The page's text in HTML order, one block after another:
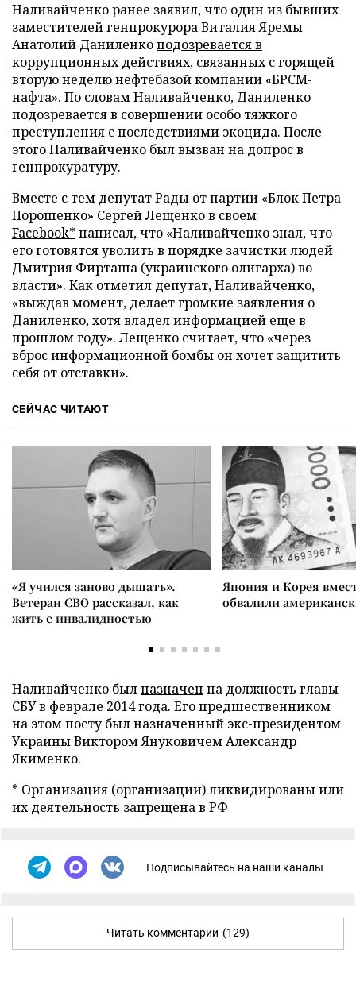
Наливайченко ранее заявил, что один из бывших
заместителей генпрокурора Виталия Яремы
Анатолий Даниленкоподозревается в
коррупционныхдействиях, связанных с горящей
вторую неделю нефтебазой компании «БРСМ-
нафта». По словам Наливайченко, Даниленко
подозревается в совершении особо тяжкого
преступления с последствиями экоцида. После
этого Наливайченко был вызван на допрос в
генпрокуратуру.
Вместе с тем депутат Рады от партии «Блок Петра
Порошенко» Сергей Лещенко в своем
Facebook* написал, что «Наливайченко знал, что
его готовятся уволить в порядке зачистки людей
Дмитрия Фирташа (украинского олигарха) во
власти». Как отметил депутат, Наливайченко,
«выждав момент, делает громкие заявления о
Даниленко, хотя владел информацией еще в
прошлом году». Лещенко считает, что «через
вброс информационной бомбы он хочет защитить
себя от отставки».
СЕЙЧАС ЧИТАЮТ
«Я учился заново дышать».
Ветеран СВО рассказал, как
жить с инвалидностью
Япония и Корея
обвалили
Наливайченко былназначен на должность главы
СБУ в феврале 2014 года. Его предшественником
на этом посту был назначенный экс-президентом
Украины Виктором Януковичем Александр
Якименко.
* Организация (организации) ликвидированы или
их деятельность запрещена в РФ
Подписывайтесь на наши каналы
Читать комментарии (129)